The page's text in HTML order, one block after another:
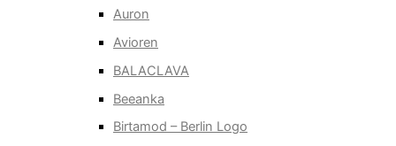
Auron
Avioren
BALACLAVA
Beeanka
Birtamod – Berlin Logo